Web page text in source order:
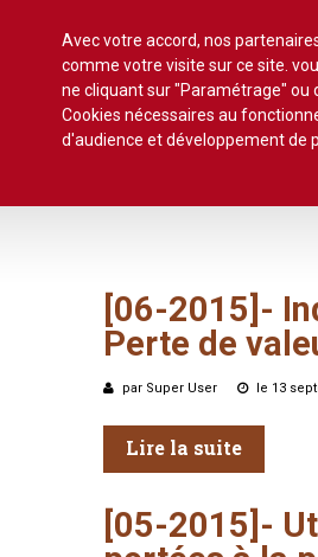
Accueil Actualité
Décision de
Propositions
Actualité
[06-2015]-
Perte de
par Super User le 13
Lire la suite
[05-2015]-
Avec votre accord, nos
comme votre visite sur ce site.
ne cliquant sur "Paramétrage" ou
Cookies nécessaires au
d'audience et développement de